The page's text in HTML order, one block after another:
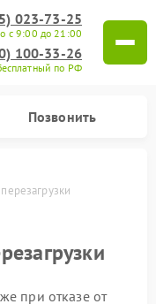
023-73-25
с 9:00 до 21:00
100-33-26
по РФ
Позвонить
при отказе от